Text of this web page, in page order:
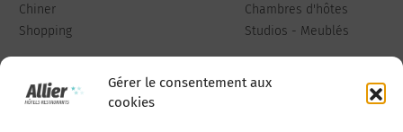
Gérer le consentement aux
cookies
Chiner
Shopping
Chambres d'hôtes
Studios - Meublés